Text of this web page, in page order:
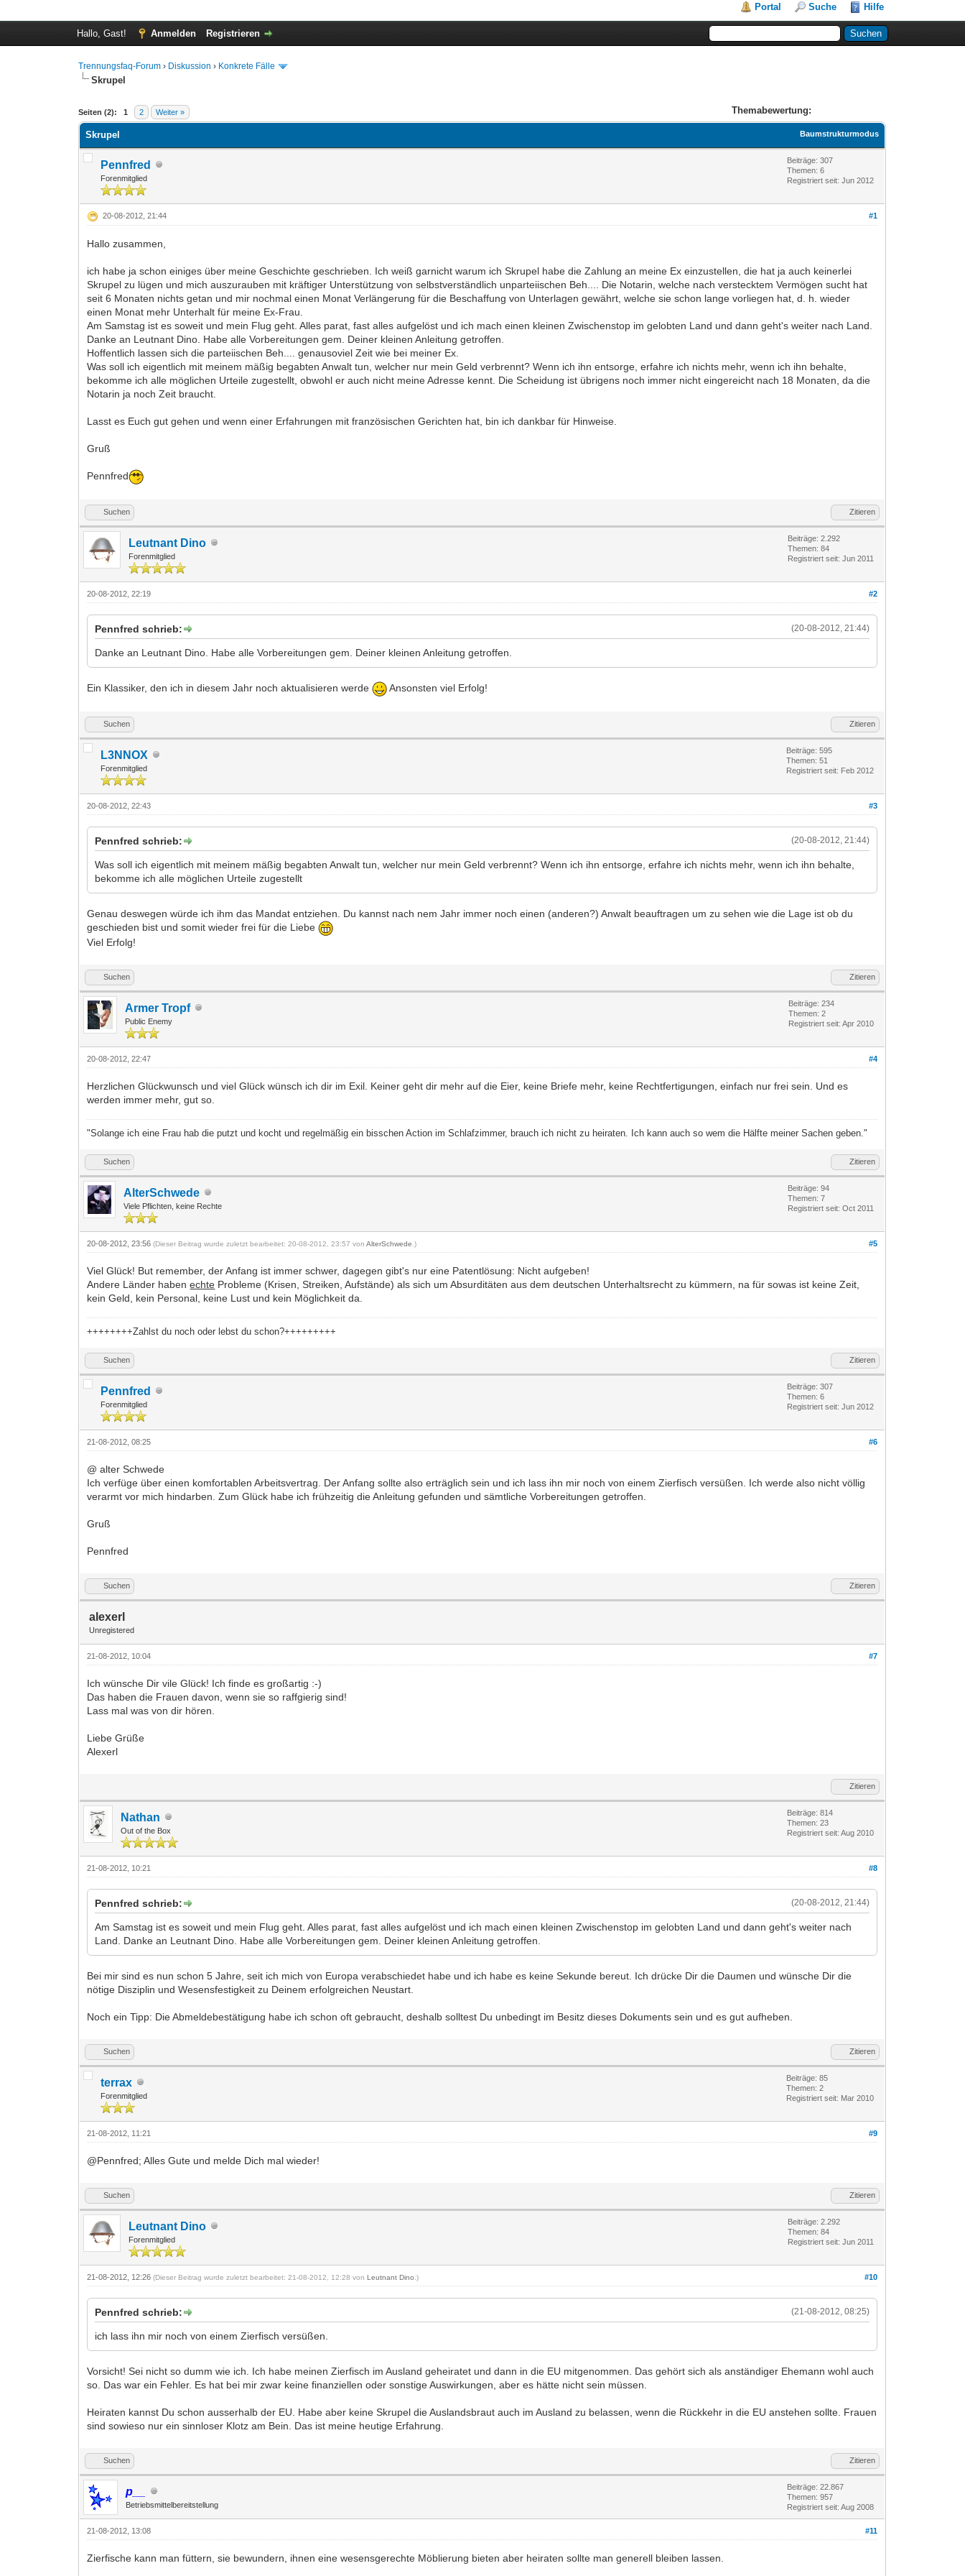
Portal Suche Hilfe
Hallo, Gast! Anmelden Registrieren
Trennungsfaq-Forum › Diskussion › Konkrete Fälle
Skrupel
Seiten (2): 1 2 Weiter » Themabewertung:
2 Bewertung(en) - 5 im Durchschnitt
1
2
3
4
5
Baumstrukturmodus
Skrupel
Pennfred
Forenmitglied
Beiträge: 307
Themen: 6
Registriert seit: Jun 2012
#1
20-08-2012, 21:44
Hallo zusammen,
ich habe ja schon einiges über meine Geschichte geschrieben. Ich weiß garnicht warum ich Skrupel habe die Zahlung an meine Ex einzustellen, die hat ja auch keinerlei
Skrupel zu lügen und mich auszurauben mit kräftiger Unterstützung von selbstverständlich unparteiischen Beh.... Die Notarin, welche nach verstecktem Vermögen sucht hat
seit 6 Monaten nichts getan und mir nochmal einen Monat Verlängerung für die Beschaffung von Unterlagen gewährt, welche sie schon lange vorliegen hat, d. h. wieder
einen Monat mehr Unterhalt für meine Ex-Frau.
Am Samstag ist es soweit und mein Flug geht. Alles parat, fast alles aufgelöst und ich mach einen kleinen Zwischenstop im gelobten Land und dann geht's weiter nach Land.
Danke an Leutnant Dino. Habe alle Vorbereitungen gem. Deiner kleinen Anleitung getroffen.
Hoffentlich lassen sich die parteiischen Beh.... genausoviel Zeit wie bei meiner Ex.
Was soll ich eigentlich mit meinem mäßig begabten Anwalt tun, welcher nur mein Geld verbrennt? Wenn ich ihn entsorge, erfahre ich nichts mehr, wenn ich ihn behalte,
bekomme ich alle möglichen Urteile zugestellt, obwohl er auch nicht meine Adresse kennt. Die Scheidung ist übrigens noch immer nicht eingereicht nach 18 Monaten, da die
Notarin ja noch Zeit braucht.
Lasst es Euch gut gehen und wenn einer Erfahrungen mit französischen Gerichten hat, bin ich dankbar für Hinweise.
Gruß
Pennfred
Suchen Zitieren
Leutnant Dino
Forenmitglied
Beiträge: 2.292
Themen: 84
Registriert seit: Jun 2011
#2
20-08-2012, 22:19
(20-08-2012, 21:44)
Pennfred schrieb:
Danke an Leutnant Dino. Habe alle Vorbereitungen gem. Deiner kleinen Anleitung getroffen.
Ein Klassiker, den ich in diesem Jahr noch aktualisieren werde Ansonsten viel Erfolg!
Suchen Zitieren
L3NNOX
Forenmitglied
Beiträge: 595
Themen: 51
Registriert seit: Feb 2012
#3
20-08-2012, 22:43
(20-08-2012, 21:44)
Pennfred schrieb:
Was soll ich eigentlich mit meinem mäßig begabten Anwalt tun, welcher nur mein Geld verbrennt? Wenn ich ihn entsorge, erfahre ich nichts mehr, wenn ich ihn behalte,
bekomme ich alle möglichen Urteile zugestellt
Genau deswegen würde ich ihm das Mandat entziehen. Du kannst nach nem Jahr immer noch einen (anderen?) Anwalt beauftragen um zu sehen wie die Lage ist ob du
geschieden bist und somit wieder frei für die Liebe
Viel Erfolg!
Suchen Zitieren
Armer Tropf
Public Enemy
Beiträge: 234
Themen: 2
Registriert seit: Apr 2010
#4
20-08-2012, 22:47
Herzlichen Glückwunsch und viel Glück wünsch ich dir im Exil. Keiner geht dir mehr auf die Eier, keine Briefe mehr, keine Rechtfertigungen, einfach nur frei sein. Und es
werden immer mehr, gut so.
"Solange ich eine Frau hab die putzt und kocht und regelmäßig ein bisschen Action im Schlafzimmer, brauch ich nicht zu heiraten. Ich kann auch so wem die Hälfte meiner Sachen geben."
Suchen Zitieren
AlterSchwede
Viele Pflichten, keine Rechte
Beiträge: 94
Themen: 7
Registriert seit: Oct 2011
#5
20-08-2012, 23:56(Dieser Beitrag wurde zuletzt bearbeitet: 20-08-2012, 23:57 vonAlterSchwede .)
Viel Glück! But remember, der Anfang ist immer schwer, dagegen gibt's nur eine Patentlösung: Nicht aufgeben!
Andere Länder habenechte Probleme (Krisen, Streiken, Aufstände) als sich um Absurditäten aus dem deutschen Unterhaltsrecht zu kümmern, na für sowas ist keine Zeit,
kein Geld, kein Personal, keine Lust und kein Möglichkeit da.
++++++++Zahlst du noch oder lebst du schon?+++++++++
Suchen Zitieren
Pennfred
Forenmitglied
Beiträge: 307
Themen: 6
Registriert seit: Jun 2012
#6
21-08-2012, 08:25
@ alter Schwede
Ich verfüge über einen komfortablen Arbeitsvertrag. Der Anfang sollte also erträglich sein und ich lass ihn mir noch von einem Zierfisch versüßen. Ich werde also nicht völlig
verarmt vor mich hindarben. Zum Glück habe ich frühzeitig die Anleitung gefunden und sämtliche Vorbereitungen getroffen.
Gruß
Pennfred
Suchen Zitieren
alexerl
Unregistered
#7
21-08-2012, 10:04
Ich wünsche Dir vile Glück! Ich finde es großartig :-)
Das haben die Frauen davon, wenn sie so raffgierig sind!
Lass mal was von dir hören.
Liebe Grüße
Alexerl
Zitieren
Nathan
Out of the Box
Beiträge: 814
Themen: 23
Registriert seit: Aug 2010
#8
21-08-2012, 10:21
(20-08-2012, 21:44)
Pennfred schrieb:
Am Samstag ist es soweit und mein Flug geht. Alles parat, fast alles aufgelöst und ich mach einen kleinen Zwischenstop im gelobten Land und dann geht's weiter nach
Land. Danke an Leutnant Dino. Habe alle Vorbereitungen gem. Deiner kleinen Anleitung getroffen.
Bei mir sind es nun schon 5 Jahre, seit ich mich von Europa verabschiedet habe und ich habe es keine Sekunde bereut. Ich drücke Dir die Daumen und wünsche Dir die
nötige Disziplin und Wesensfestigkeit zu Deinem erfolgreichen Neustart.
Noch ein Tipp: Die Abmeldebestätigung habe ich schon oft gebraucht, deshalb solltest Du unbedingt im Besitz dieses Dokuments sein und es gut aufheben.
Suchen Zitieren
terrax
Forenmitglied
Beiträge: 85
Themen: 2
Registriert seit: Mar 2010
#9
21-08-2012, 11:21
@Pennfred; Alles Gute und melde Dich mal wieder!
Suchen Zitieren
Leutnant Dino
Forenmitglied
Beiträge: 2.292
Themen: 84
Registriert seit: Jun 2011
#10
21-08-2012, 12:26(Dieser Beitrag wurde zuletzt bearbeitet: 21-08-2012, 12:28 vonLeutnant Dino .)
(21-08-2012, 08:25)
Pennfred schrieb:
ich lass ihn mir noch von einem Zierfisch versüßen.
Vorsicht! Sei nicht so dumm wie ich. Ich habe meinen Zierfisch im Ausland geheiratet und dann in die EU mitgenommen. Das gehört sich als anständiger Ehemann wohl auch
so. Das war ein Fehler. Es hat bei mir zwar keine finanziellen oder sonstige Auswirkungen, aber es hätte nicht sein müssen.
Heiraten kannst Du schon ausserhalb der EU. Habe aber keine Skrupel die Auslandsbraut auch im Ausland zu belassen, wenn die Rückkehr in die EU anstehen sollte. Frauen
sind sowieso nur ein sinnloser Klotz am Bein. Das ist meine heutige Erfahrung.
Suchen Zitieren
p__
Betriebsmittelbereitstellung
Beiträge: 22.867
Themen: 957
Registriert seit: Aug 2008
#11
21-08-2012, 13:08
Zierfische kann man füttern, sie bewundern, ihnen eine wesensgerechte Möblierung bieten aber heiraten sollte man generell bleiben lassen.